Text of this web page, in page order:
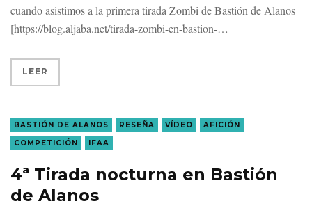
cuando asistimos a la primera tirada Zombi de Bastión de Alanos
[https://blog.aljaba.net/tirada-zombi-en-bastion-
LEER
BASTIÓN DE ALANOS RESEÑA VÍDEO
AFICIÓN
COMPETICIÓN
IFAA
4ª Tirada nocturna en Bastión
de Alanos